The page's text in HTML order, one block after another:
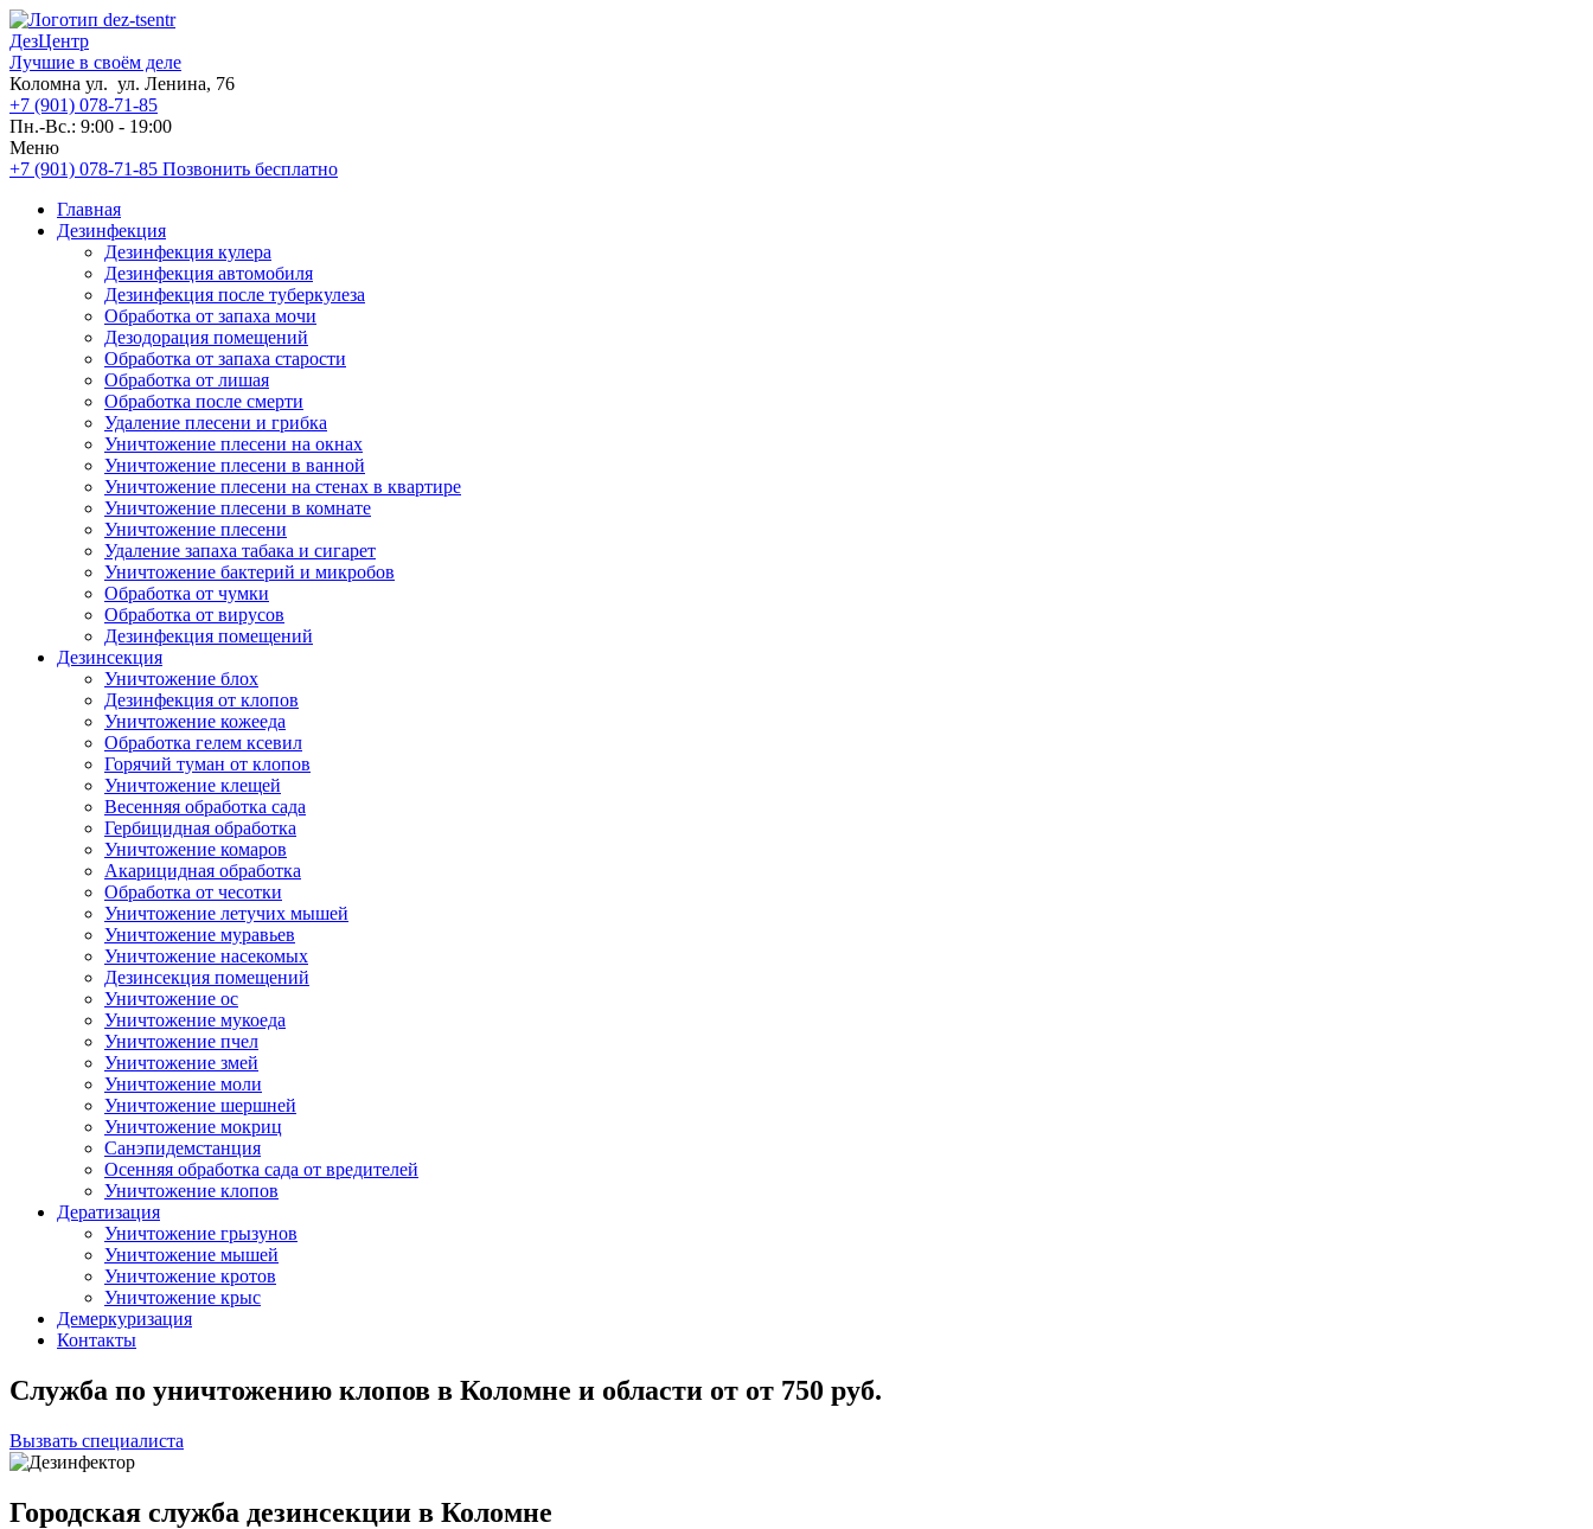
ДезЦентр
Лучшие в своём деле
Коломна ул. ул. Ленина, 76
+7 (901) 078-71-85
Пн.-Вс.: 9:00 - 19:00
Меню
+7 (901) 078-71-85 Позвонить бесплатно
Главная
Дезинфекция
Дезинфекция кулера
Дезинфекция автомобиля
Дезинфекция после туберкулеза
Обработка от запаха мочи
Дезодорация помещений
Обработка от запаха старости
Обработка от лишая
Обработка после смерти
Удаление плесени и грибка
Уничтожение плесени на окнах
Уничтожение плесени в ванной
Уничтожение плесени на стенах в квартире
Уничтожение плесени в комнате
Уничтожение плесени
Удаление запаха табака и сигарет
Уничтожение бактерий и микробов
Обработка от чумки
Обработка от вирусов
Дезинфекция помещений
Дезинсекция
Уничтожение блох
Дезинфекция от клопов
Уничтожение кожееда
Обработка гелем ксевил
Горячий туман от клопов
Уничтожение клещей
Весенняя обработка сада
Гербицидная обработка
Уничтожение комаров
Акарицидная обработка
Обработка от чесотки
Уничтожение летучих мышей
Уничтожение муравьев
Уничтожение насекомых
Дезинсекция помещений
Уничтожение ос
Уничтожение мукоеда
Уничтожение пчел
Уничтожение змей
Уничтожение моли
Уничтожение шершней
Уничтожение мокриц
Санэпидемстанция
Осенняя обработка сада от вредителей
Уничтожение клопов
Дератизация
Уничтожение грызунов
Уничтожение мышей
Уничтожение кротов
Уничтожение крыс
Демеркуризация
Контакты
Служба по уничтожению клопов в Коломне и области от от 750 руб.
Вызвать специалиста
Городская служба дезинсекции в Коломне